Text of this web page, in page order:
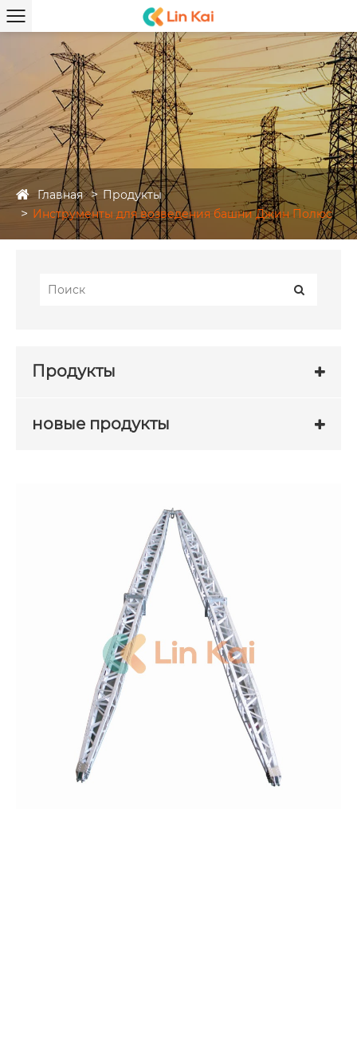
Главная
Продукты
Инструменты для возведения башни Джин Полюс
Продукты
новые продукты